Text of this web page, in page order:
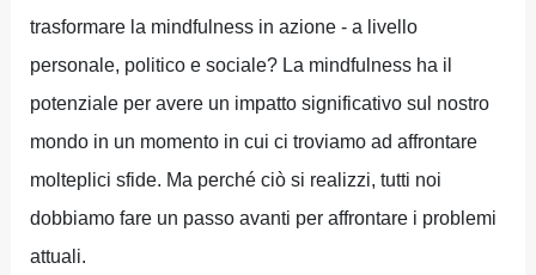
trasformare la mindfulness in azione - a livello
personale, politico e sociale? La mindfulness ha il
potenziale per avere un impatto significativo sul nostro
mondo in un momento in cui ci troviamo ad affrontare
molteplici sfide. Ma perché ciò si realizzi, tutti noi
dobbiamo fare un passo avanti per affrontare i problemi
attuali.